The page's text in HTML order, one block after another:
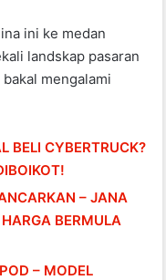
ini ke medan
landskap pasaran
mengalami
BELI CYBERTRUCK?
– JANA
BERMULA
– MODEL